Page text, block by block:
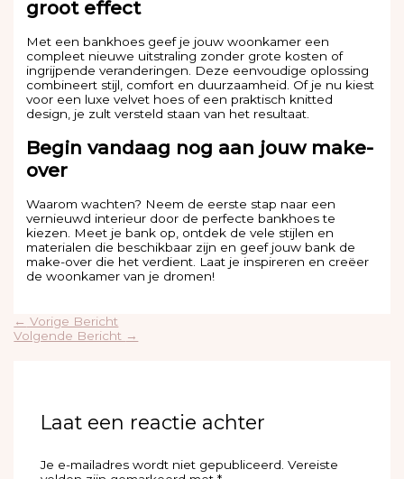
groot effect
Met een bankhoes geef je jouw woonkamer een
compleet nieuwe uitstraling zonder grote kosten of
ingrijpende veranderingen. Deze eenvoudige oplossing
combineert stijl, comfort en duurzaamheid. Of je nu kiest
voor een luxe velvet hoes of een praktisch knitted
design, je zult versteld staan van het resultaat.
Begin vandaag nog aan jouw make-
over
Waarom wachten? Neem de eerste stap naar een
vernieuwd interieur door de perfecte bankhoes te
kiezen. Meet je bank op, ontdek de vele stijlen en
materialen die beschikbaar zijn en geef jouw bank de
make-over die het verdient. Laat je inspireren en creëer
de woonkamer van je dromen!
← Vorige Bericht
Volgende Bericht →
Laat een reactie achter
Je e-mailadres wordt niet gepubliceerd. Vereiste